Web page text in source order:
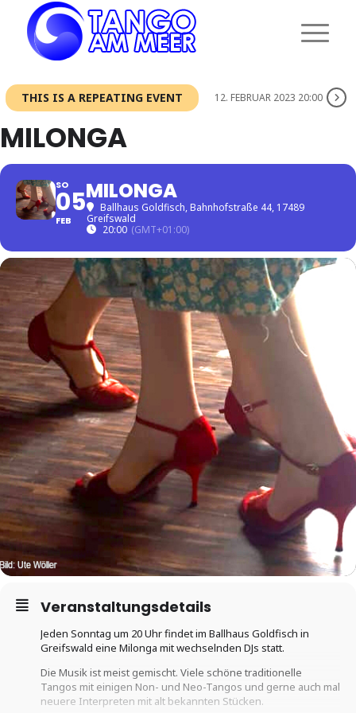
THIS IS A REPEATING EVENT 12. FEBRUAR 2023 20:00
MILONGA
SO
05
FEB
MILONGA
Ballhaus Goldfisch, Bahnhofstraße 44, 17489
Greifswald
20:00 (GMT+01:00)
Veranstaltungsdetails
Jeden Sonntag um 20 Uhr findet im Ballhaus Goldfisch in
Greifswald eine Milonga mit wechselnden DJs statt.
Die Musik ist meist gemischt. Viele schöne traditionelle
Tangos mit einigen Non- und Neo-Tangos und gerne auch mal
neuere Interpreten mit alt bekannten Stücken.